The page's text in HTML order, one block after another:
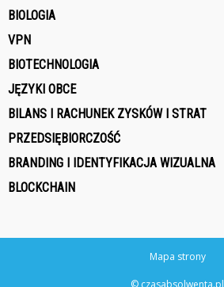
BIOLOGIA
VPN
BIOTECHNOLOGIA
JĘZYKI OBCE
BILANS I RACHUNEK ZYSKÓW I STRAT
PRZEDSIĘBIORCZOŚĆ
BRANDING I IDENTYFIKACJA WIZUALNA
BLOCKCHAIN
Mapa strony
© czasabsolwenta.pl